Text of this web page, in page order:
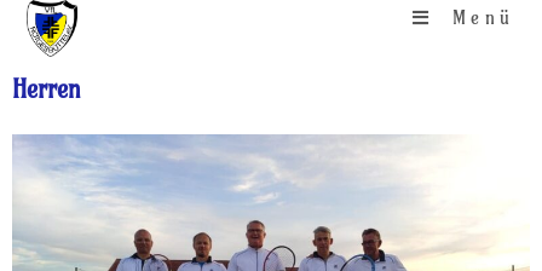
Menü
Herren